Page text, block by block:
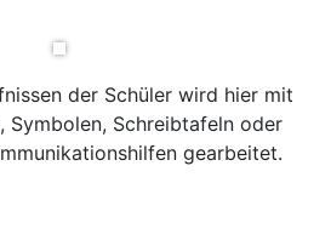
der Schüler wird hier mit
Symbolen, Schreibtafeln oder
gearbeitet.